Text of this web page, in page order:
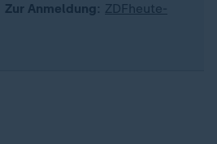
Zur Anmeldung : ZDFheute-